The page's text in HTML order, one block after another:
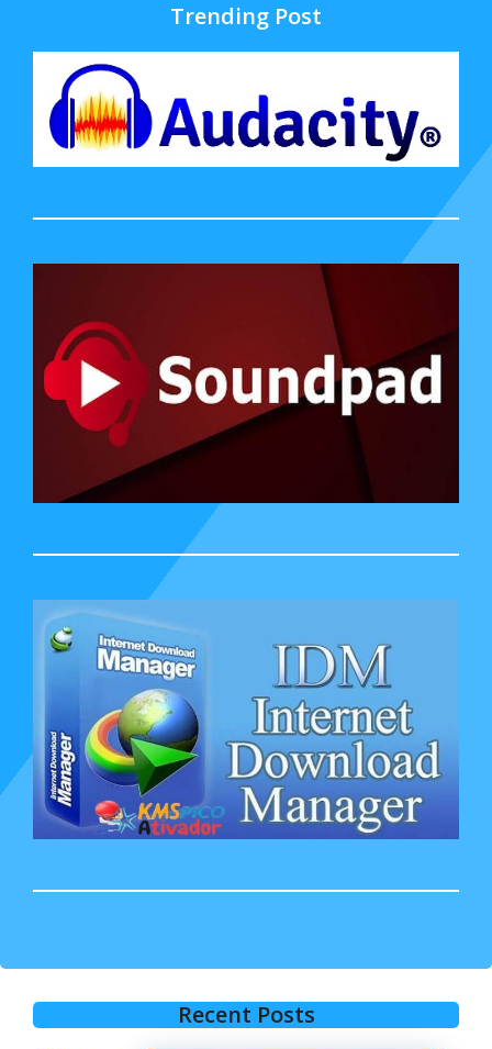
Trending Post
Recent Posts